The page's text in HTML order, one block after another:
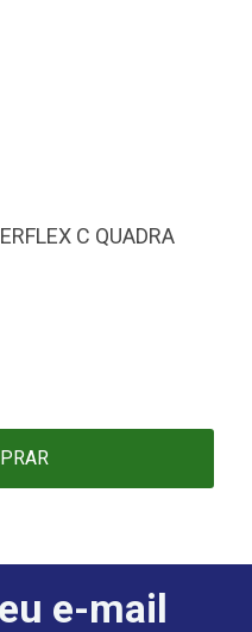
C QUADRA
e-mail